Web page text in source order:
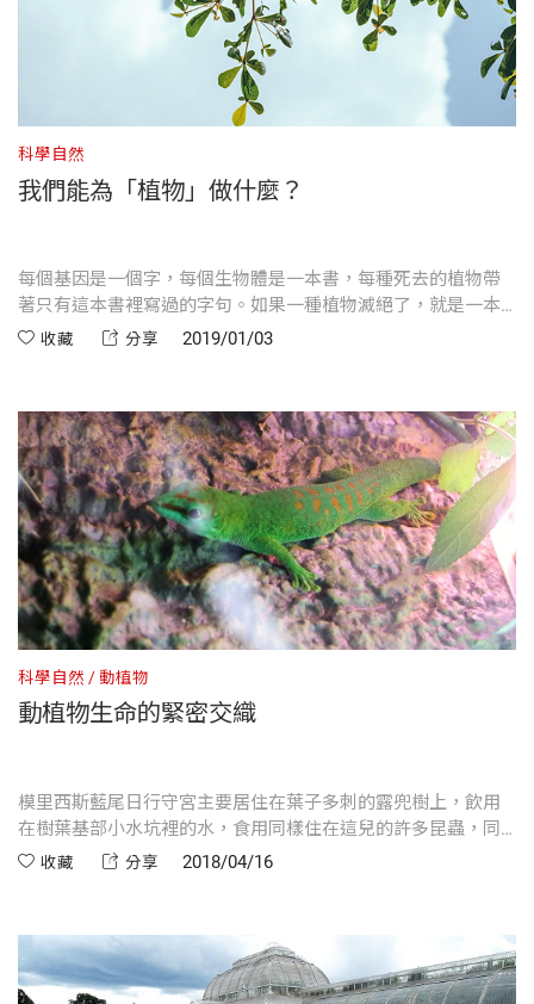
科學自然
我們能為「植物」做什麼？
每個基因是一個字，每個生物體是一本書，每種死去的植物帶
著只有這本書裡寫過的字句。如果一種植物滅絕了，就是一本
書消失了，而且隨之而去的，還有書中所攜帶的文字與訊息。
收藏 分享 2019/01/03
科學自然 動植物
動植物生命的緊密交織
模里西斯藍尾日行守宮主要居住在葉子多刺的露兜樹上，飲用
在樹葉基部小水坑裡的水，食用同樣住在這兒的許多昆蟲，同
時還能得到保護，不受掠食者侵害。
收藏 分享 2018/04/16